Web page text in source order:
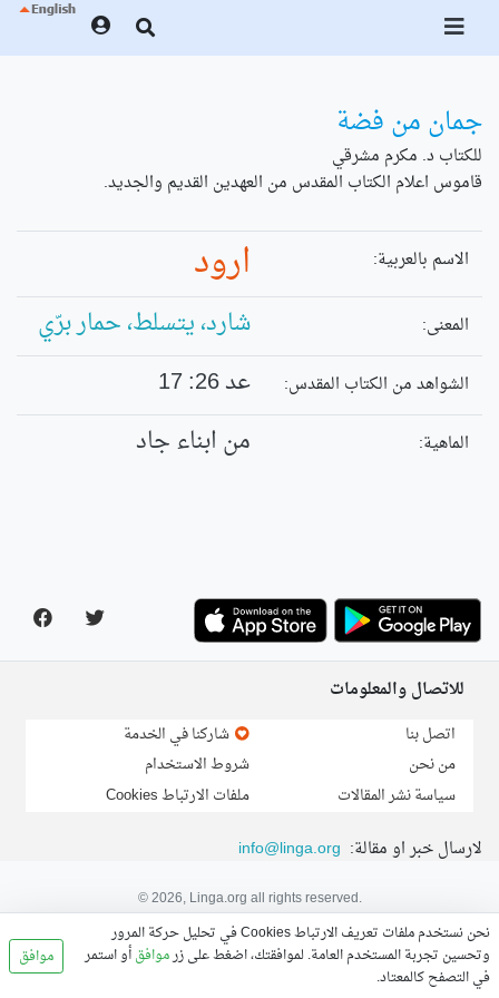
جمان من فضة
للكتاب د. مكرم مشرقي
قاموس اعلام الكتاب المقدس من العهدين القديم والجديد.
الاسم بالعربية: ارود
المعنى: شارد، يتسلط، حمار برّي
الشواهد من الكتاب المقدس: عد 26: 17
الماهية: من ابناء جاد
للاتصال والمعلومات
اتصل بنا
من نحن
سياسة نشر المقالات
شاركنا في الخدمة
شروط الاستخدام
ملفات الارتباط Cookies
لارسال خبر او مقالة: info@linga.org
© 2026, Linga.org all rights reserved.
نحن نستخدم ملفات تعريف الارتباط Cookies في تحليل حركة المرور
وتحسين تجربة المستخدم العامة. لموافقتك، اضغط على زرموافقأو استمر
في التصفح كالمعتاد.
موافق